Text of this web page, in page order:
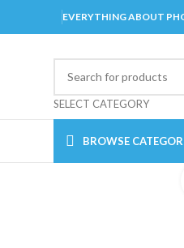
EVERYTHING ABOUT
SELECT CATEGORY
BROWSE